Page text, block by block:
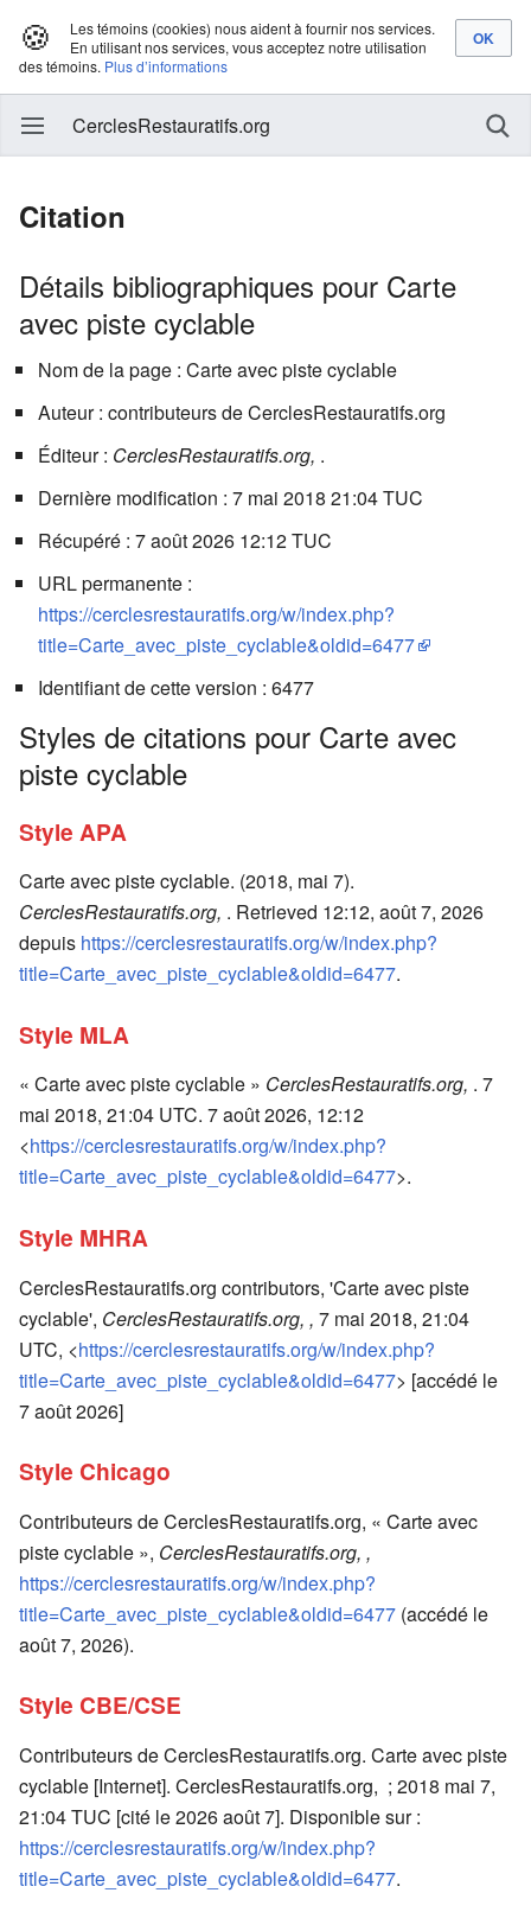
🍪
Les témoins (cookies) nous aident à fournir nos services.
En utilisant nos services, vous acceptez notre utilisation
des témoins. Plus d’informations
CerclesRestauratifs.org
Citation
Détails bibliographiques pour Carte
avec piste cyclable
Nom de la page : Carte avec piste cyclable
Auteur : contributeurs de CerclesRestauratifs.org
Éditeur : CerclesRestauratifs.org, .
Dernière modification : 7 mai 2018 21:04 TUC
Récupéré : 7 août 2026 12:12 TUC
URL permanente :
https://cerclesrestauratifs.org/w/index.php?
title=Carte_avec_piste_cyclable&oldid=6477
Identifiant de cette version : 6477
Styles de citations pour Carte avec
piste cyclable
Style APA
Carte avec piste cyclable. (2018, mai 7).
CerclesRestauratifs.org, . Retrieved 12:12, août 7, 2026
depuis https://cerclesrestauratifs.org/w/index.php?
title=Carte_avec_piste_cyclable&oldid=6477.
Style MLA
« Carte avec piste cyclable » CerclesRestauratifs.org, . 7
mai 2018, 21:04 UTC. 7 août 2026, 12:12
<https://cerclesrestauratifs.org/w/index.php?
title=Carte_avec_piste_cyclable&oldid=6477>.
Style MHRA
CerclesRestauratifs.org contributors, 'Carte avec piste
cyclable', CerclesRestauratifs.org, , 7 mai 2018, 21:04
UTC, <https://cerclesrestauratifs.org/w/index.php?
title=Carte_avec_piste_cyclable&oldid=6477> [accédé le
7 août 2026]
Style Chicago
Contributeurs de CerclesRestauratifs.org, « Carte avec
piste cyclable », CerclesRestauratifs.org, ,
https://cerclesrestauratifs.org/w/index.php?
title=Carte_avec_piste_cyclable&oldid=6477 (accédé le
août 7, 2026).
Style CBE/CSE
Contributeurs de CerclesRestauratifs.org. Carte avec piste
cyclable [Internet]. CerclesRestauratifs.org, ; 2018 mai 7,
21:04 TUC [cité le 2026 août 7]. Disponible sur :
https://cerclesrestauratifs.org/w/index.php?
title=Carte_avec_piste_cyclable&oldid=6477.